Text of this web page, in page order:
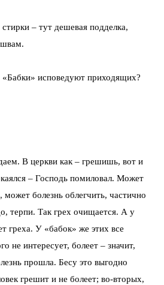
– тут дешевая подделка,
швам.
исповедуют приходящих?
В церкви как – грешишь, вот и
– Господь помиловал. Может
может болезнь облегчить, частично
терпи. Так грех очищается. А у
греха. У «бабок» же этих все
не интересует, болеет – значит,
прошла. Бесу это выгодно
грешит и не болеет; во-вторых,